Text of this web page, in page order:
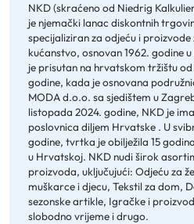
NKD (skraćeno od Niedrig
je njemački lanac diskontnih
specijaliziran za odjeću i proizvode
kućanstvo, osnovan 1962. godine u
je prisutan na hrvatskom tržištu od
godine, kada je osnovana
MODA d.o.o. sa sjedištem u
listopada 2024. godine, NKD je
poslovnica diljem Hrvatske . U
godine, tvrtka je obilježila 15
u Hrvatskoj. NKD nudi širok
proizvoda, uključujući: Odjeću za
muškarce i djecu, Tekstil za dom,
sezonske artikle, Igračke i
slobodno vrijeme i drugo.